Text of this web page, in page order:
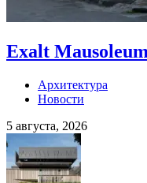
Exalt
Архитектура
Новости
5 августа, 2026